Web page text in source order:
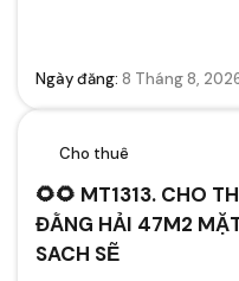
Ngày đăng: 8 Tháng 8,
Cho thuê
🌻🌻 MT1313. CHO
ĐẰNG HẢI 47M2
SACH SẼ